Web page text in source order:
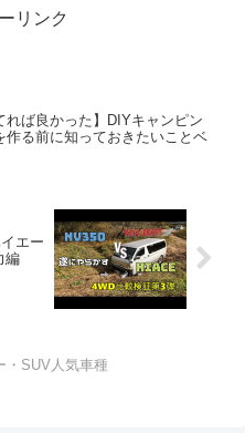
リンク
れば良かった】DIYキャンピン
作る前に知っておきたいことベ
エー
編
・SUV人気車種